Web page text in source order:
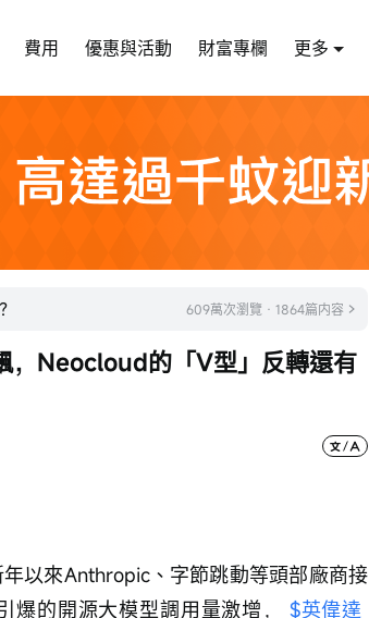
費用 優惠與活動 財富專欄 更多
609萬次瀏覽 · 1864篇内容
，Neocloud的「V型」反轉還有
以來Anthropic、字節跳動等頭部廠商接
爆的開源大模型調用量激增， $英偉達